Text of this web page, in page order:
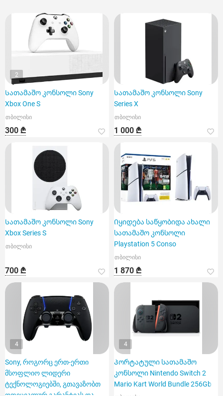
2
Სათამაშო კონსოლი Sony
Xbox One S
თბილისი
300 ₾
Სათამაშო კონსოლი Sony
Series X
თბილისი
1 000 ₾
Სათამაშო კონსოლი Sony
Xbox Series S
თბილისი
700 ₾
Იყიდება საწყობიდა ახალი
სათამაშო კონსოლი
Playstation 5 Conso
თბილისი
1 870 ₾
4
Sony, როგორც ერთ-ერთი
მსოფლიო ლიდერი
ტექნოლოგიებში, გთავაზობთ
4
Პორტატული სათამაშო
კონსოლი Nintendo Switch 2
Mario Kart World Bundle 256Gb